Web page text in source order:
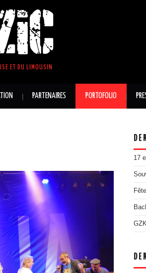
ET DU LIMOUSIN
PARTENAIRES PORTOFOLIO
17